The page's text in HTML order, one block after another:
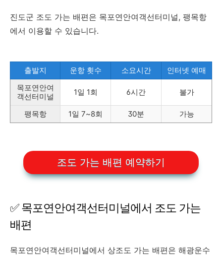
진도군 조도 가는 배편은 목포연안여객선터미널, 팽목항
에서 이용할 수 있습니다.
출발지 운항 횟수 소요시간
인터넷 예매
목포연안여
객선터미널
1일 1회 6시간 불가
팽목항 1일 7~8회 30분 가능
조도 가는 배편 예약하기
✅ 목포연안여객선터미널에서 조도 가는
배편
목포연안여객선터미널에서 상조도 가는 배편은 해광운수